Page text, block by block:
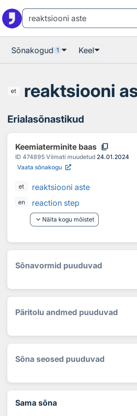
Sõnakogud 1 Keel
et reaktsiooni
Erialasõnastikud
Keemiaterminite baas content_copy
ID 474895 Viimati muudetud 24.01.2024
Vaata sõnakogu
et reaktsiooni aste
en
reaction step
keyboard_arrow_down Näita kogu mõistet
Sõnavormid puuduvad
Päritolu andmed puuduvad
Sõna seosed puuduvad
Sama sõna